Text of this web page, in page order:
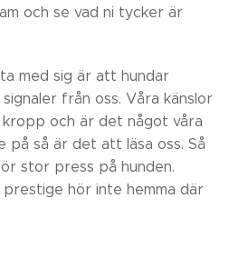
och se vad ni tycker är
med sig är att hundar
från oss. Våra känslor
och är det något våra
på så är det att läsa oss. Så
stor press på hunden.
prestige hör inte hemma där